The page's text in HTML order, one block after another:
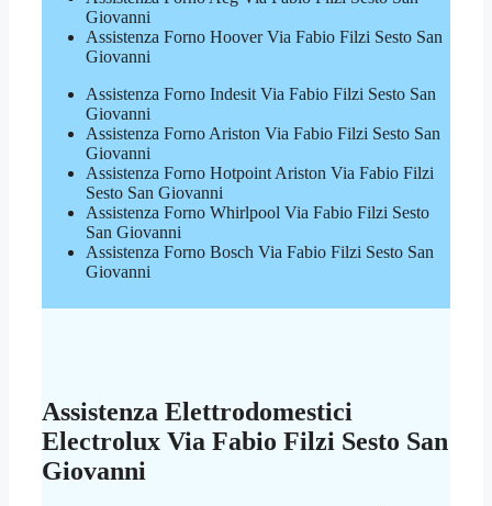
Giovanni
Assistenza Forno Hoover Via Fabio Filzi Sesto San
Giovanni
Assistenza Forno Indesit Via Fabio Filzi Sesto San
Giovanni
Assistenza Forno Ariston Via Fabio Filzi Sesto San
Giovanni
Assistenza Forno Hotpoint Ariston Via Fabio Filzi
Sesto San Giovanni
Assistenza Forno Whirlpool Via Fabio Filzi Sesto
San Giovanni
Assistenza Forno Bosch Via Fabio Filzi Sesto San
Giovanni
Assistenza Elettrodomestici
Electrolux Via Fabio Filzi Sesto San
Giovanni